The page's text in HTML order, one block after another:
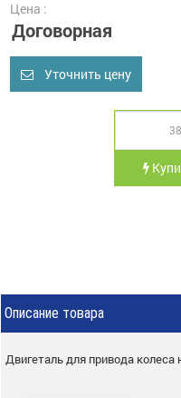
Цена :
Договорная
Уточнить цену
Описание товара
Двигеталь для привода колеса